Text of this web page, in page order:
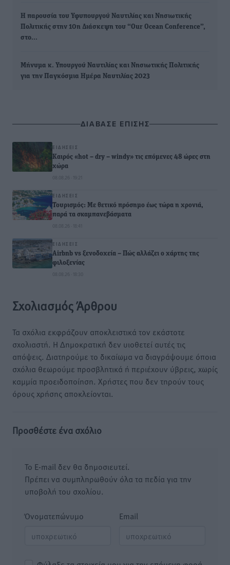
Η παρουσία του Υφυπουργού Ναυτιλίας και Νησιωτικής
Πολιτικής στην 10η Διάσκεψη του “Our Ocean Conference”,
στο…
Μήνυμα κ. Υπουργού Ναυτιλίας και Νησιωτικής Πολιτικής
για την Παγκόσμια Ημέρα Ναυτιλίας 2023
ΔΙΑΒΑΣΕ ΕΠΙΣΗΣ
ΕΙΔΉΣΕΙΣ
Καιρός «hot – dry – windy» τις επόμενες 48 ώρες στη
χώρα
08.08.26 · 19:21
ΕΙΔΉΣΕΙΣ
Τουρισμός: Με θετικό πρόσημο έως τώρα η χρονιά,
παρά τα σκαμπανεβάσματα
08.08.26 · 18:41
ΕΙΔΉΣΕΙΣ
Airbnb vs ξενοδοχεία – Πώς αλλάζει ο χάρτης της
φιλοξενίας
08.08.26 · 18:30
Σχολιασμός Άρθρου
Τα σχόλια εκφράζουν αποκλειστικά τον εκάστοτε
σχολιαστή. Η Δημοκρατική δεν υιοθετεί αυτές τις
απόψεις. Διατηρούμε το δικαίωμα να διαγράψουμε όποια
σχόλια θεωρούμε προσβλητικά ή περιέχουν ύβρεις, χωρίς
καμμία προειδοποίηση. Χρήστες που δεν τηρούν τους
όρους χρήσης αποκλείονται.
Προσθέστε ένα σχόλιο
Το E-mail δεν θα δημοσιευτεί.
Πρέπει να συμπληρωθούν όλα τα πεδία για την
υποβολή του σχολίου.
Όνοματεπώνυμο Email